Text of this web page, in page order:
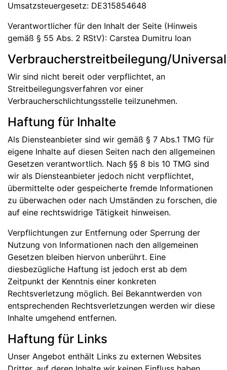
Umsatzsteuergesetz: DE315854648
Verantwortlicher für den Inhalt der Seite (Hinweis
gemäß § 55 Abs. 2 RStV): Carstea Dumitru Ioan
Verbraucherstreitbeilegung/
Wir sind nicht bereit oder verpflichtet, an
Streitbeilegungsverfahren vor einer
Verbraucherschlichtungsstelle teilzunehmen.
Haftung für Inhalte
Als Diensteanbieter sind wir gemäß § 7 Abs.1 TMG für
eigene Inhalte auf diesen Seiten nach den allgemeinen
Gesetzen verantwortlich. Nach §§ 8 bis 10 TMG sind
wir als Diensteanbieter jedoch nicht verpflichtet,
übermittelte oder gespeicherte fremde Informationen
zu überwachen oder nach Umständen zu forschen, die
auf eine rechtswidrige Tätigkeit hinweisen.
Verpflichtungen zur Entfernung oder Sperrung der
Nutzung von Informationen nach den allgemeinen
Gesetzen bleiben hiervon unberührt. Eine
diesbezügliche Haftung ist jedoch erst ab dem
Zeitpunkt der Kenntnis einer konkreten
Rechtsverletzung möglich. Bei Bekanntwerden von
entsprechenden Rechtsverletzungen werden wir diese
Inhalte umgehend entfernen.
Haftung für Links
Unser Angebot enthält Links zu externen Websites